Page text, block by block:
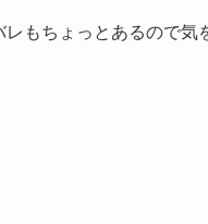
もちょっとあるので気